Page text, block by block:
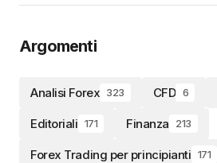
Argomenti
Analisi Forex 323 CFD 6
Editoriali 171 Finanza 213
Forex Trading per principianti 171